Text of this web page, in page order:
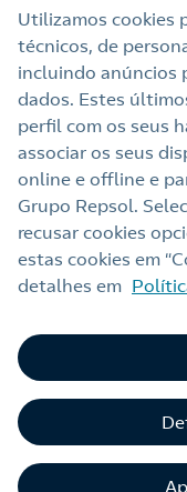
Links Úteis
Nota legal
Política de privacidade
Política de cookies
Termos e Condições
Alerta por fraude
Livro de
Canal de Ética e
Utilizamos cookies
técnicos, de
incluindo anúncios
dados. Estes
perfil com os seus
associar os seus
online e offline e
Grupo Repsol.
recusar cookies
estas cookies em
detalhes em